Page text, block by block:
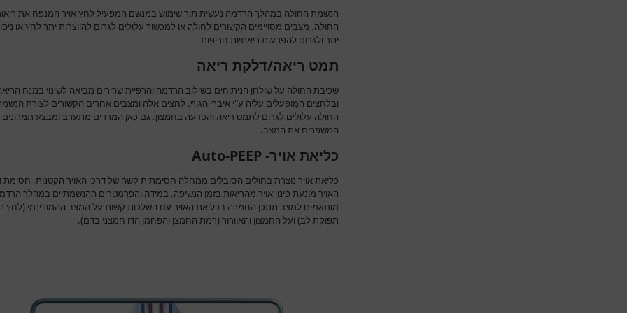
הנשמת החולה במהלך הרדמה נעשית תוך שימוש במנשם המפעיל לחץ אויר המנפח את
החולה. מצבים מסויימים הקשורים לחולה או למכשור עלולים לגרום להווצרות יתר לחץ או
יתר ולגרום להפרעות ריאתיות חריפות.
תמט ריאה/דלקת ריאה
שכיבת החולה על שולחן הניתוחים בשילוב הרדמה והרפיית שרירים מביאה לשינוי במנח
ובלחצים המופעלים עליה ע"י איברי הגוף. לחצים אלה ומצבים אחרים הקשורים לצורת
החולה עלולים לגרום לתמט ריאה והפרעה בחמצון. גם כאן המרדים מתערב ומבצע תמרונים
המשפרים את המצב.
כליאת אויר- Auto-PEEP
כליאת אויר נוצרת בחולים הסובלים ממחלה חסימתית קשה של דרכי האויר הקטנות. חסימת
האויר מונעת פינוי אויר מהריאות בזמן הנשיפה. במידה והפרמטרים ההנשמתיים במהלך
מותאמים למצב תתכן החמרה בכליאת האויר עם השלכות קשות על המצב ההמודינמי (לחץ
תפוקת לב) ועל החמצון והאוורור (רמת החמצן והפחמן הדו חמצני בדם).